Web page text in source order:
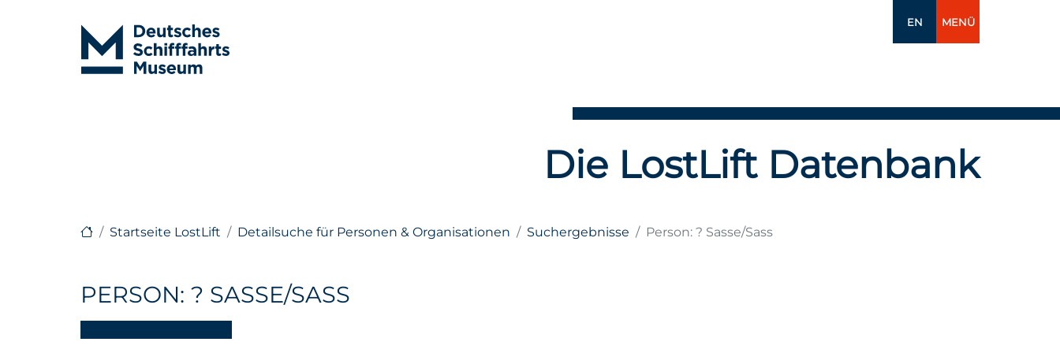
EN MENÜ
Die LostLift Datenbank
Startseite LostLift Detailsuche für Personen & Organisationen Suchergebnisse Person: ? Sasse/Sass
PERSON: ? SASSE/SASS